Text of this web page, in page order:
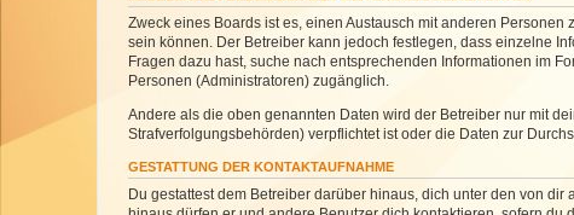
Zweck eines Boards ist es, einen Austausch mit anderen
sein können. Der Betreiber kann jedoch festlegen, dass einzelne
Fragen dazu hast, suche nach entsprechenden Informationen im
Personen (Administratoren) zugänglich.
Andere als die oben genannten Daten wird der Betreiber nur mit
Strafverfolgungsbehörden) verpflichtet ist oder die Daten zur
GESTATTUNG DER KONTAKTAUFNAHME
Du gestattest dem Betreiber darüber hinaus, dich unter den von